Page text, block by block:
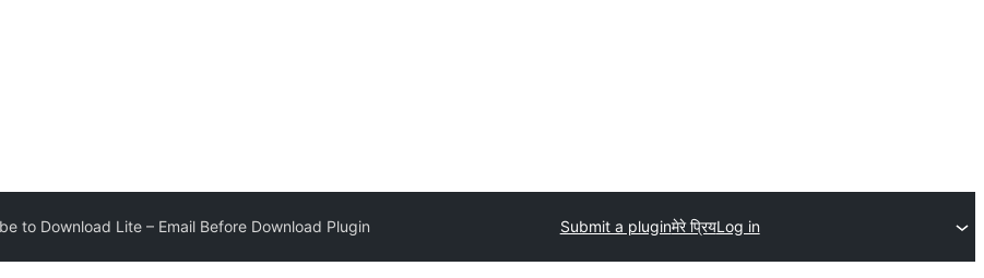
to Download Lite – Email Before Download Plugin Submit a pluginमेरे प्रियLog in